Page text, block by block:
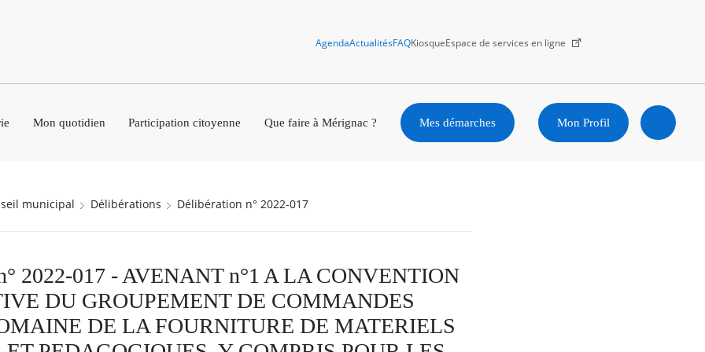
AgendaActualitésFAQKiosqueEspace de services en ligne
Mon quotidien Participation citoyenne Que faire à Mérignac ? Mes démarches Mon Profil
municipal Délibérations Délibération n° 2022-017
2022-017 - AVENANT n°1 A LA CONVENTION
DU GROUPEMENT DE COMMANDES
DE LA FOURNITURE DE MATERIELS